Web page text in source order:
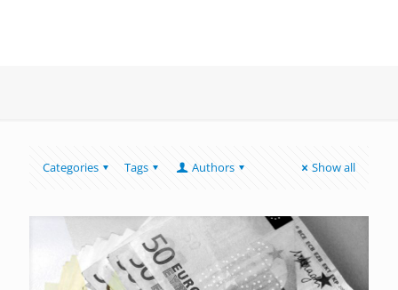
Categories Tags Authors Show all